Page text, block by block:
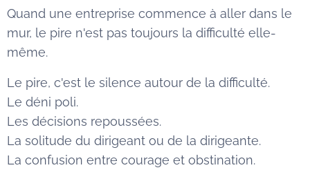
Quand une entreprise commence à aller dans le
mur, le pire n'est pas toujours la difficulté elle-
même.
Le pire, c'est le silence autour de la difficulté.
Le déni poli.
Les décisions repoussées.
La solitude du dirigeant ou de la dirigeante.
La confusion entre courage et obstination.